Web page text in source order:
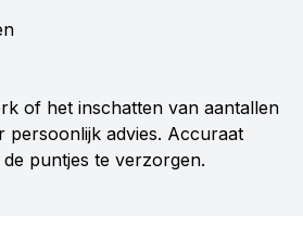
of het inschatten van aantallen
advies. Accuraat
puntjes te verzorgen.